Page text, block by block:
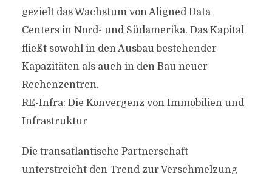
gezielt das Wachstum von Aligned Data
Centers in Nord- und Südamerika. Das Kapital
fließt sowohl in den Ausbau bestehender
Kapazitäten als auch in den Bau neuer
Rechenzentren.
RE-Infra: Die Konvergenz von Immobilien und
Infrastruktur
Die transatlantische Partnerschaft
unterstreicht den Trend zur Verschmelzung